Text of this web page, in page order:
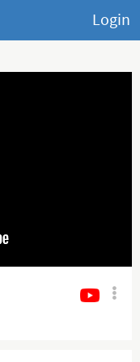
Login